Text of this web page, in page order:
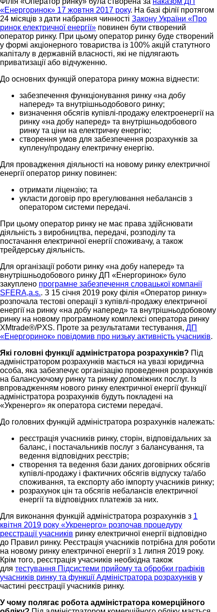
«Енергоринок» 17 жовтня 2017 року. На базі філії протягом
24 місяців з дати набрання чинності Закону України «Про
ринок електричної енергії» повинен бути створений
оператор ринку. При цьому оператор ринку буде створений
у формі акціонерного товариства із 100% акцій статутного
капіталу в державній власності, які не підлягають
приватизації або відчуженню.
До основних функцій оператора ринку можна віднести:
забезпечення функціонування ринку «на добу
наперед» та внутрішньодобового ринку;
визначення обсягів купівлі-продажу електроенергії на
ринку «на добу наперед» та внутрішньодобового
ринку та ціни на електричну енергію;
створення умов для забезпечення розрахунків за
куплену/продану електричну енергію.
Для провадження діяльності на новому ринку електричної
енергії оператор ринку повинен:
отримати ліцензію; та
укласти договір про врегулювання небалансів з
оператором системи передачі.
При цьому оператор ринку не має права здійснювати
діяльність з виробництва, передачі, розподілу та
постачання електричної енергії споживачу, а також
трейдерську діяльність.
Для організації роботи ринку «на добу наперед» та
внутрішньодобового ринку ДП «Енергоринок» було
закуплено програмне забезпечення словацької компанії
SFERA,a.s.. З 15 січня 2019 року філія «Оператор ринку»
розпочала тестові операції з купівлі-продажу електричної
енергії на ринку «на добу наперед» та внутрішньодобовому
ринку на новому програмному комплексі оператора ринку
XMtrade®/PXS. Проте за результатами тестування, ДП
«Енергоринок» повідомив про низьку активність учасників.
Які головні функції адміністратора розрахунків? Під
адміністратором розрахунків мається на увазі юридична
особа, яка забезпечує організацію проведення розрахунків
на балансуючому ринку та ринку допоміжних послуг. Із
впровадженням нового ринку електричної енергії функції
адміністратора розрахунків будуть покладені на
«Укренерго» як оператора системи передачі.
До головних функцій адміністратора розрахунків належать:
реєстрація учасників ринку, сторін, відповідальних за
баланс, і постачальників послуг з балансування, та
ведення відповідних реєстрів;
створення та ведення бази даних договірних обсягів
купівлі-продажу і фактичних обсягів відпуску та/або
споживання, та експорту або імпорту учасників ринку;
розрахунок цін та обсягів небалансів електричної
енергії та відповідних платежів за них.
Для виконання функцій адміністратора розрахунків з 1
квітня 2019 року «Укренерго» розпочав процедуру
реєстрації учасників ринку електричної енергії відповідно
до Правил ринку. Реєстрація учасників потрібна для роботи
на новому ринку електричної енергії з 1 липня 2019 року.
Крім того, реєстрація учасників необхідна також
для тестування Підсистеми прийому та обробки графіків
учасників ринку та функції Адміністратора розрахунків у
частині реєстрації учасників ринку.
У чому полягає робота адміністратора комерційного